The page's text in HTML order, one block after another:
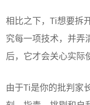
相比之下，Ti想要拆
究每一项技术，并弄
后，它才会关心实际
由于Ti是你的批判家